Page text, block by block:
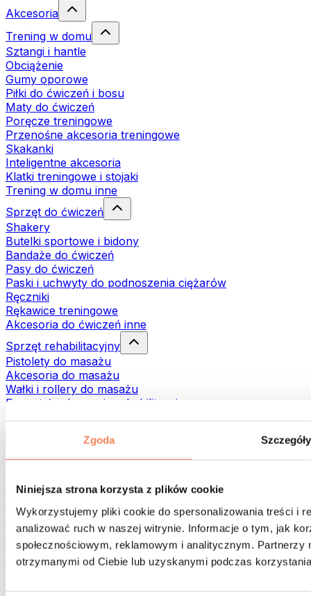
Zgoda Szczegóły
Niniejsza strona korzysta z plików cookie
Wykorzystujemy pliki cookie do spersonalizowania treści i
analizować ruch w naszej witrynie. Informacje o tym, jak
społecznościowym, reklamowym i analitycznym. Partnerzy
otrzymanymi od Ciebie lub uzyskanymi podczas
Akcesoria
Trening w domu
Sztangi i hantle
Obciążenie
Gumy oporowe
Piłki do ćwiczeń i bosu
Maty do ćwiczeń
Poręcze treningowe
Przenośne akcesoria treningowe
Skakanki
Inteligentne akcesoria
Klatki treningowe i stojaki
Trening w domu inne
Sprzęt do ćwiczeń
Shakery
Butelki sportowe i bidony
Bandaże do ćwiczeń
Pasy do ćwiczeń
Paski i uchwyty do podnoszenia ciężarów
Ręczniki
Rękawice treningowe
Akcesoria do ćwiczeń inne
Sprzęt rehabilitacyjny
Pistolety do masażu
Akcesoria do masażu
Wałki i rollery do masażu
Pozostałe akcesoria rehabilitacyjne
Torby i plecaki
Torby na żywność i akcesoria
Akcesoria dopasowane do aktywności
Bieganie
Sporty walki
Kolarstwo
Joga i pilates
Terapia zimnem
Trekking